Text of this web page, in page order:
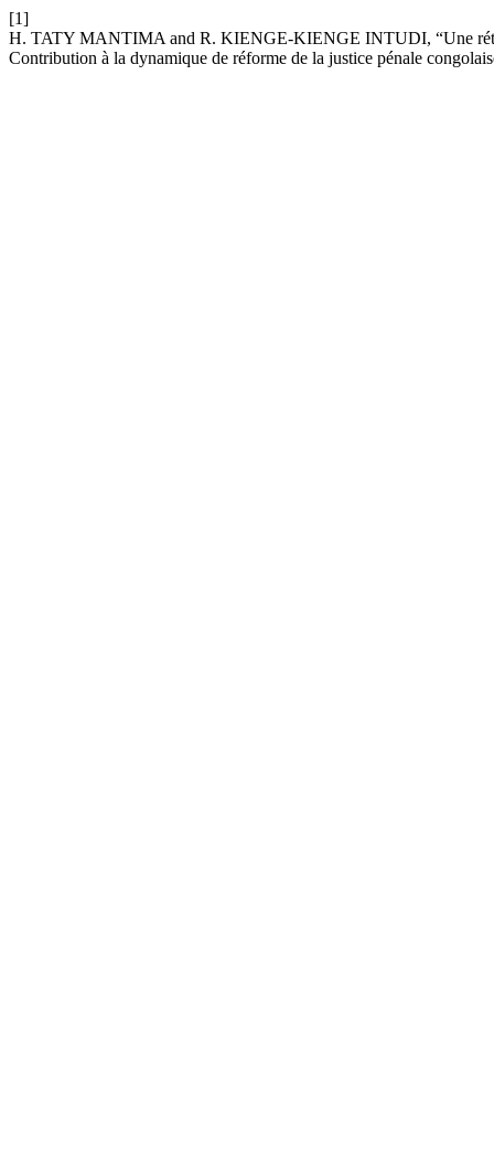
[1]
H. TATY MANTIMA and R. KIENGE-KIENGE INTUDI, “Une
Contribution à la dynamique de réforme de la justice pénale